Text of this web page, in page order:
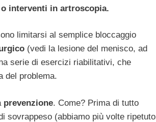
interventi in artroscopia.
limitarsi al semplice bloccaggio
(vedi la lesione del menisco, ad
serie di esercizi riabilitativi, che
del problema.
prevenzione. Come? Prima di tutto
sovrappeso (abbiamo più volte ripetuto